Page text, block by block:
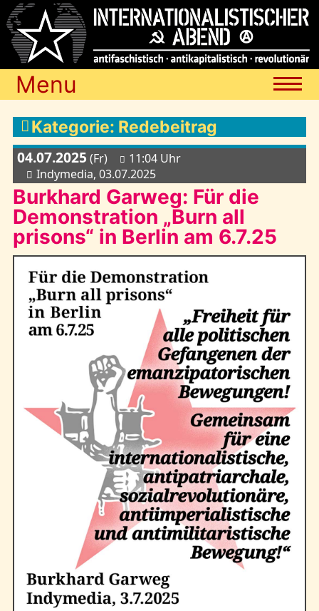
Menu
Termine
Blog
Media
Links
Kontakt
Kategorie: Redebeitrag
04.07.2025 (Fr)
11:04 Uhr
Indymedia, 03.07.2025
Burkhard Garweg: Für die
Demonstration „Burn all
prisons“ in Berlin am 6.7.25